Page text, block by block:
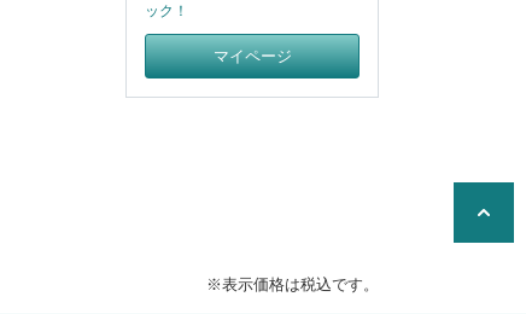
ック！
マイページ
※表示価格は税込です。